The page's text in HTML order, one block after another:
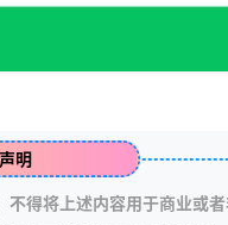
明
得将上述内容用于商业或